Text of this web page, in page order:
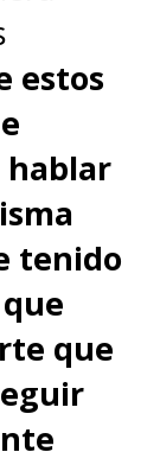
estos
tenido
que